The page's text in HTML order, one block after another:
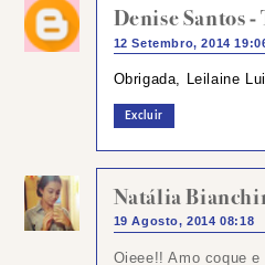
Denise Santos
12 Setembro, 2014
Obrigada, Leilaine
Excluir
Natália
19 Agosto, 2014 08:18
Oieee!! Amo coque